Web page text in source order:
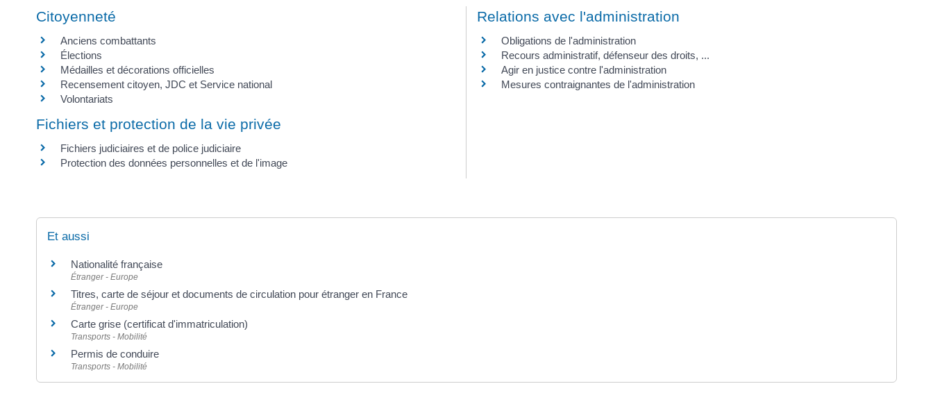
Citoyenneté
Anciens combattants
Élections
Médailles et décorations officielles
Recensement citoyen, JDC et Service national
Volontariats
Relations avec l'administration
Obligations de l'administration
Recours administratif, défenseur des droits, ...
Agir en justice contre l'administration
Mesures contraignantes de l'administration
Fichiers et protection de la vie privée
Fichiers judiciaires et de police judiciaire
Protection des données personnelles et de l'image
Et aussi
Nationalité française
Étranger - Europe
Titres, carte de séjour et documents de circulation pour étranger en France
Étranger - Europe
Carte grise (certificat d'immatriculation)
Transports - Mobilité
Permis de conduire
Transports - Mobilité